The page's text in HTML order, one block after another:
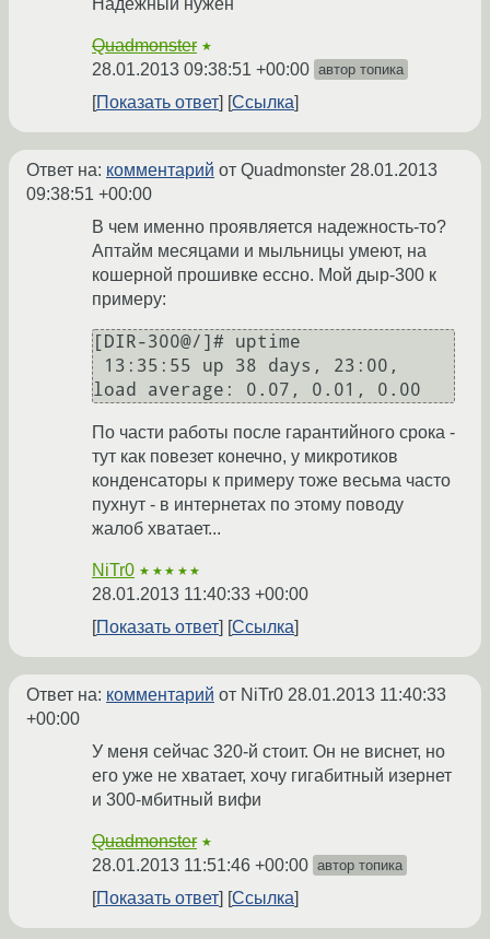
Надежный нужен
Quadmonster ★
28.01.2013 09:38:51 +00:00 автор топика
Показать ответ Ссылка
Ответ на: комментарий от Quadmonster 28.01.2013
09:38:51 +00:00
В чем именно проявляется надежность-то?
Аптайм месяцами и мыльницы умеют, на
кошерной прошивке ессно. Мой дыр-300 к
примеру:
[DIR-300@/]# uptime
По части работы после гарантийного срока -
тут как повезет конечно, у микротиков
конденсаторы к примеру тоже весьма часто
пухнут - в интернетах по этому поводу
жалоб хватает...
NiTr0 ★★★★★
28.01.2013 11:40:33 +00:00
Показать ответ
Ссылка
Ответ на: комментарий от NiTr0 28.01.2013 11:40:33
+00:00
У меня сейчас 320-й стоит. Он не виснет, но
его уже не хватает, хочу гигабитный изернет
и 300-мбитный вифи
Quadmonster ★
28.01.2013 11:51:46 +00:00 автор топика
Показать ответ Ссылка